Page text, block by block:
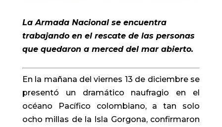
La Armada Nacional se encuentra
trabajando en el rescate de las personas
que quedaron a merced del mar abierto.
En la mañana del viernes 13 de diciembre se
presentó un dramático naufragio en el
océano Pacífico colombiano, a tan solo
ocho millas de la Isla Gorgona, confirmaron